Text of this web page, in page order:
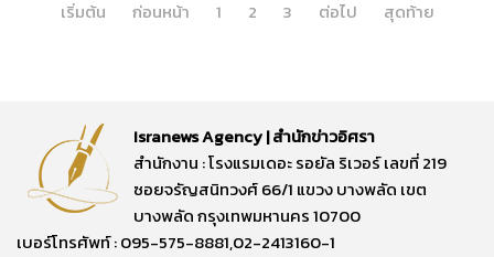
เริ่มต้น ก่อนหน้า 1 2 3 ต่อไป สุดท้าย
Isranews Agency | สำนักข่าวอิศรา
สำนักงาน : โรงแรมเดอะ รอยัล ริเวอร์ เลขที่ 219
ซอยจรัญสนิทวงศ์ 66/1 แขวง บางพลัด เขต
บางพลัด กรุงเทพมหานคร 10700
เบอร์โทรศัพท์ : 095-575-8881,02-2413160-1